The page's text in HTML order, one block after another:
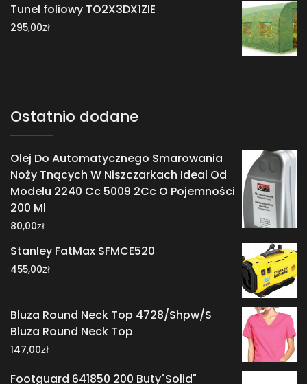
Tunel foliowy TO2X3DX1ZIE
295,00zł
Ostatnio dodane
Olej Do Automatycznego Smarowania
Noży Tnących W Niszczarkach Ideal Od
Modelu 2240 Cc 5009 2Cc O Pojemności
200 Ml
80,00zł
Stanley FatMax SFMCE520
455,00zł
Bluza Round Neck Top 4728/Shpw/S
Bluza Round Neck Top
147,00zł
Footguard 641850 200 Buty"Solid"